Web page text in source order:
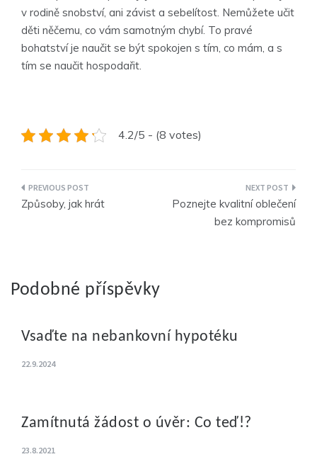
v rodině snobství, ani závist a sebelítost. Nemůžete učit
děti něčemu, co vám samotným chybí. To pravé
bohatství je naučit se být spokojen s tím, co mám, a s
tím se naučit hospodařit.
4.2/5 - (8 votes)
Navigace
Způsoby, jak hrát
Poznejte kvalitní oblečení
bez kompromisů
Podobné příspěvky
Vsaďte na nebankovní hypotéku
22.9.2024
Zamítnutá žádost o úvěr: Co teď!?
23.8.2021